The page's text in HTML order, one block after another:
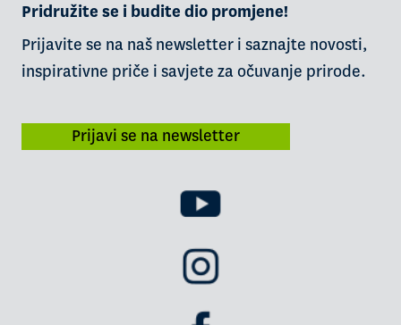
Pridružite se i budite dio promjene!
Prijavite se na naš newsletter i saznajte novosti,
inspirativne priče i savjete za očuvanje prirode.
Prijavi se na newsletter